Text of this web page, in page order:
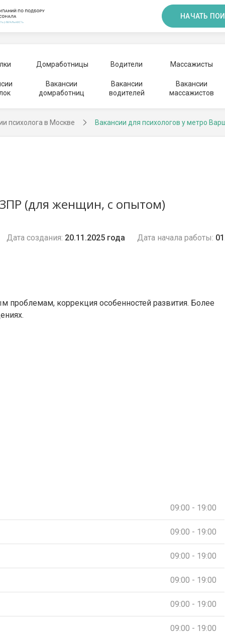
НАЧАТЬ
Домработницы Водители Массажисты
Вакансии
домработниц
Вакансии
водителей
Вакансии
массажистов
психолога в Москве Вакансии для психологов у метро
(для женщин, с опытом)
Дата создания: 20.11.2025 года Дата начала работы:
коррекция особенностей развития. Более
09:00 - 19:00
09:00 - 19:00
09:00 - 19:00
09:00 - 19:00
09:00 - 19:00
09:00 - 19:00